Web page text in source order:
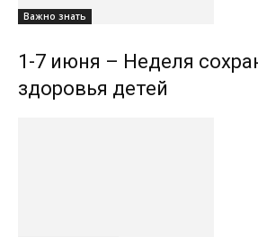
Важно знать
1-7 июня – Неделя
здоровья детей